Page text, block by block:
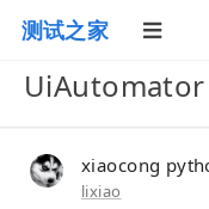
测试之家
UiAutomator
xiaocong
lixiao